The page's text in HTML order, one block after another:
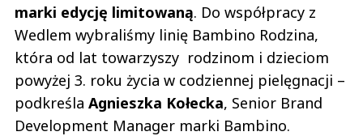
marki edycję limitowaną. Do współpracy z
Wedlem wybraliśmy linię Bambino Rodzina,
która od lat towarzyszy rodzinom i dzieciom
powyżej 3. roku życia w codziennej pielęgnacji –
podkreśla Agnieszka Kołecka, Senior Brand
Development Manager marki Bambino.